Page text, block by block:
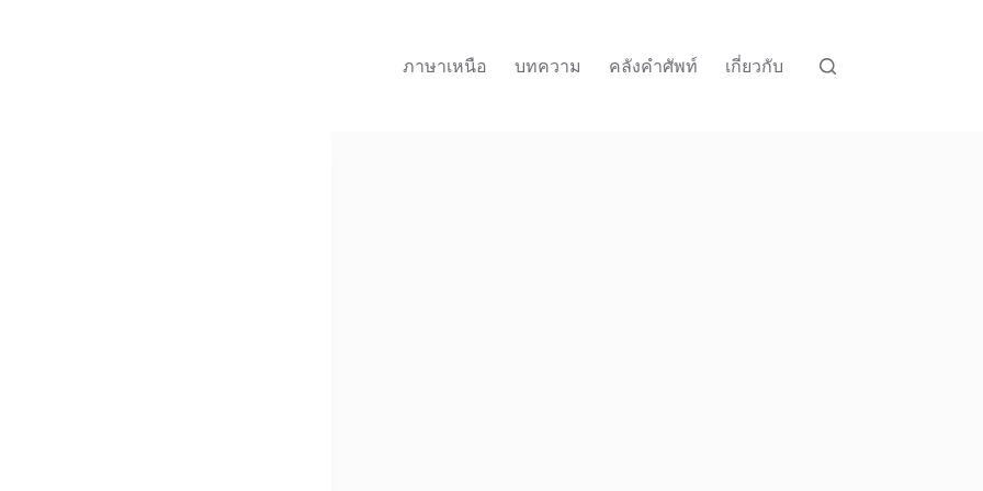
ภาษาเหนือ
บทความ คลังคำศัพท์ เกี่ยวกับ